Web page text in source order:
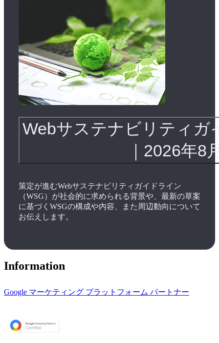
策定が進むWebサステナビリティガイドライン
（WSG）が社会的に求められる背景や、最新の草案
に基づくWSGの構成や内容、また周辺動向について
お伝えします。
Webサステナビリティガ
｜2026年8
Information
Google マーケティング プラットフォーム パートナー